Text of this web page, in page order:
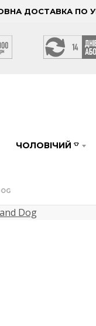
ДОСТАВКА ПО
ЧОЛОВІЧИЙ 👕